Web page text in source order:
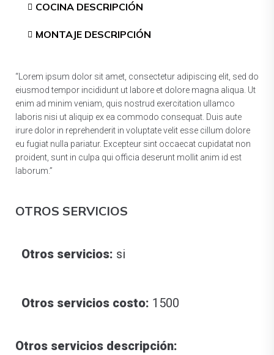
COCINA DESCRIPCIÓN
MONTAJE DESCRIPCIÓN
“Lorem ipsum dolor sit amet, consectetur adipiscing elit, sed do
eiusmod tempor incididunt ut labore et dolore magna aliqua. Ut
enim ad minim veniam, quis nostrud exercitation ullamco
laboris nisi ut aliquip ex ea commodo consequat. Duis aute
irure dolor in reprehenderit in voluptate velit esse cillum dolore
eu fugiat nulla pariatur. Excepteur sint occaecat cupidatat non
proident, sunt in culpa qui officia deserunt mollit anim id est
laborum.”
OTROS SERVICIOS
Otros servicios: si
Otros servicios costo: 1500
Otros servicios descripción: